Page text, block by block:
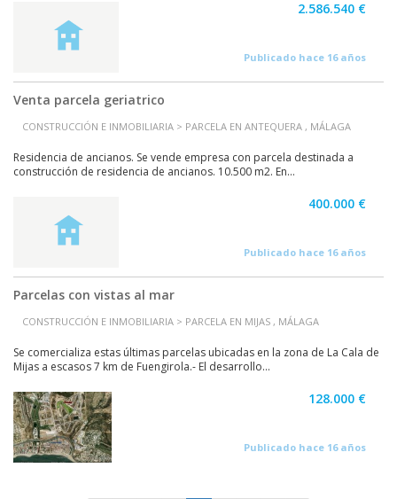
2.586.540 €
Publicado hace 16 años
Venta parcela geriatrico
CONSTRUCCIÓN E INMOBILIARIA > PARCELA EN ANTEQUERA , MÁLAGA
Residencia de ancianos. Se vende empresa con parcela destinada a
construcción de residencia de ancianos. 10.500 m2. En...
400.000 €
Publicado hace 16 años
Parcelas con vistas al mar
CONSTRUCCIÓN E INMOBILIARIA > PARCELA EN MIJAS , MÁLAGA
Se comercializa estas últimas parcelas ubicadas en la zona de La Cala de
Mijas a escasos 7 km de Fuengirola.- El desarrollo...
128.000 €
Publicado hace 16 años